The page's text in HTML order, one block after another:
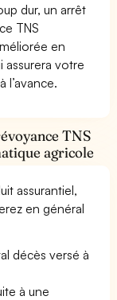
dur, un arrêt
TNS
en
assurera votre
l’avance.
TNS
agricole
assurantiel,
en général
décès versé à
à une